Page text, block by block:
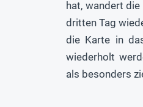
hat, wandert
dritten Tag
die Karte in
wiederholt
als besonders